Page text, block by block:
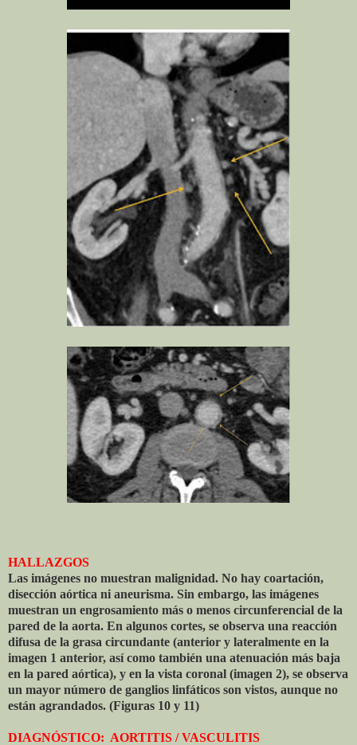
HALLAZGOS
Las imágenes no muestran malignidad. No hay coartación,
disección aórtica ni aneurisma. Sin embargo, las imágenes
muestran un engrosamiento más o menos circunferencial de la
pared de la aorta. En algunos cortes, se observa una reacción
difusa de la grasa circundante (anterior y lateralmente en la
imagen 1 anterior, así como también una atenuación más baja
en la pared aórtica), y en la vista coronal (imagen 2), se observa
un mayor número de ganglios linfáticos son vistos, aunque no
están agrandados. (Figuras 10 y 11)
DIAGNÓSTICO: AORTITIS / VASCULITIS